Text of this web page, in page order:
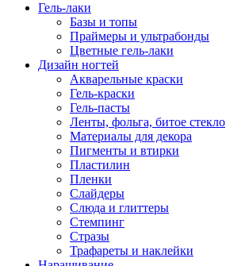
Гель-лаки
Базы и топы
Праймеры и ультрабонды
Цветные гель-лаки
Дизайн ногтей
Акварельные краски
Гель-краски
Гель-пасты
Ленты, фольга, битое стекло
Материалы для декора
Пигменты и втирки
Пластилин
Пленки
Слайдеры
Слюда и глиттеры
Стемпинг
Стразы
Трафареты и наклейки